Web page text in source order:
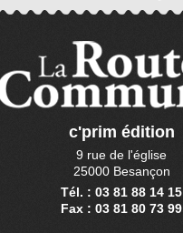
c'prim édition
9 rue de l'église
25000 Besançon
Tél. : 03 81 88 14 15
Fax : 03 81 80 73 99